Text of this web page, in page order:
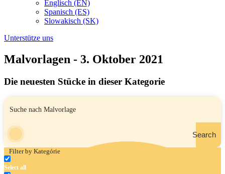
Englisch (EN)
Spanisch (ES)
Slowakisch (SK)
Unterstütze uns
Malvorlagen - 3. Oktober 2021
Die neuesten Stücke in dieser Kategorie
Search
Filter by Kategórie
Select all